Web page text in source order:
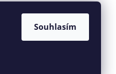
Souhlasím